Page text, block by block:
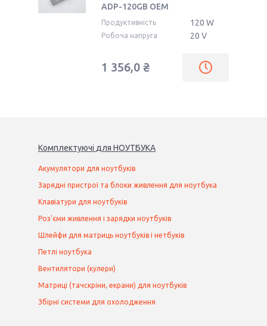
ADP-120GB OEM
Продуктивність 120 W
Робоча напруга 20 V
1 356,0 ₴
Комплектуючі для НОУТБУКА
Акумулятори для ноутбуків
Зарядні пристрої та блоки живлення для ноутбука
Клавіатури для ноутбуків
Роз'єми живлення і зарядки ноутбуків
Шлейфи для матриць ноутбуків і нетбуків
Петлі ноутбука
Вентилятори (кулери)
Матриці (тачскріни, екрани) для ноутбуків
Збірні системи для охолодження